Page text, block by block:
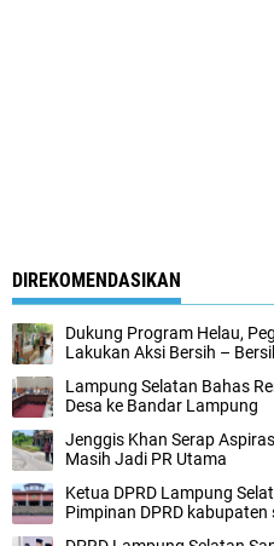
DIREKOMENDASIKAN
Dukung Program Helau,
Lakukan Aksi Bersih –
Lampung Selatan Bahas
Desa ke Bandar Lampung
Jenggis Khan Serap
Masih Jadi PR Utama
Ketua DPRD Lampung
Pimpinan DPRD kabupaten